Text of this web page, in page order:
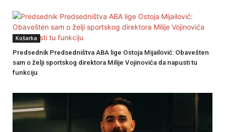
Košarka
Predsednik Predsedništva ABA lige Ostoja Mijailović: Obavešten
sam o želji sportskog direktora Milije Vojinovića da napusti tu
funkciju